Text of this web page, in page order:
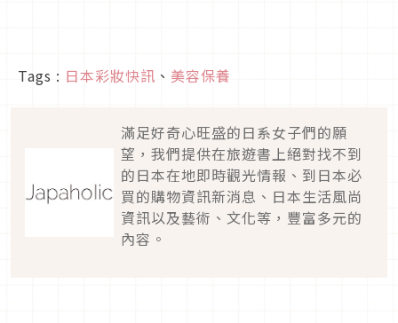
Tags : 日本彩妝快訊 、 美容保養
滿足好奇心旺盛的日系女子們的願
望，我們提供在旅遊書上絕對找不到
的日本在地即時觀光情報、到日本必
買的購物資訊新消息、日本生活風尚
資訊以及藝術、文化等，豐富多元的
內容。